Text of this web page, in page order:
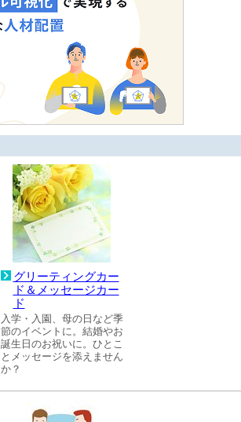
グリーティングカー
ド＆メッセージカー
ド
入学・入園、母の日など季
節のイベントに。結婚やお
誕生日のお祝いに。ひとこ
とメッセージを添えません
か？